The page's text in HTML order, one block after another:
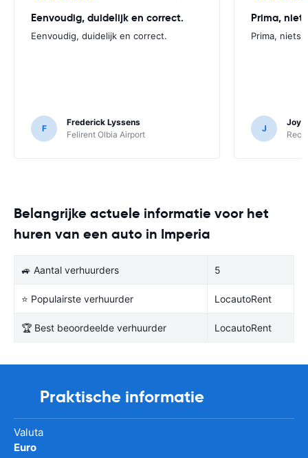
Eenvoudig, duidelijk en correct.
Eenvoudig, duidelijk en correct.
F
Frederick Lyssens
Felirent Olbia Airport
Prima,
Prima, niets
J
Belangrijke actuele informatie voor het
huren van een auto in Imperia
🚙 Aantal verhuurders 5
⭐ Populairste verhuurder LocautoRent
🏆 Best beoordeelde verhuurder LocautoRent
Praktische informatie
Valuta
Euro